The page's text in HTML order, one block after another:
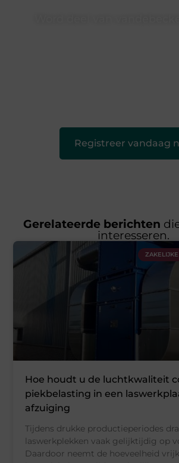
Registreer vandaag
Gerelateerde berichten
interesseren.
Hoe houdt u de luchtkwaliteit
piekbelasting in een
afzuiging
Tijdens drukke productieperiodes
laswerkplekken vaak gelijktijdig op
Daardoor neemt de hoeveelheid